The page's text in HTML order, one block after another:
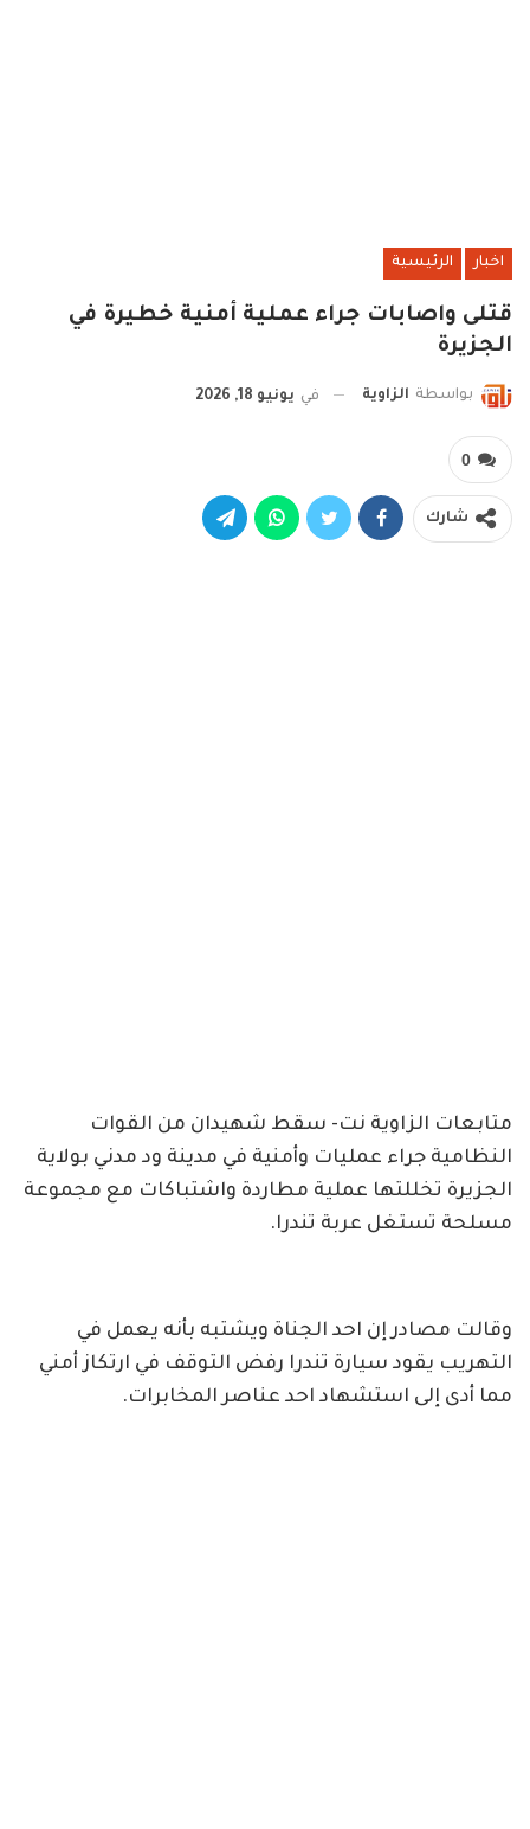
اخبار الرئيسية
قتلى واصابات جراء عملية أمنية خطيرة في
الجزيرة
بواسطة الزاوية في يونيو 18, 2026
0
شارك
متابعات الزاوية نت- سقط شهيدان من القوات
النظامية جراء عمليات وأمنية في مدينة ود مدني بولاية
الجزيرة تخللتها عملية مطاردة واشتباكات مع مجموعة
مسلحة تستغل عربة تندرا.
وقالت مصادر إن احد الجناة ويشتبه بأنه يعمل في
التهريب يقود سيارة تندرا رفض التوقف في ارتكاز أمني
مما أدى إلى استشهاد احد عناصر المخابرات.